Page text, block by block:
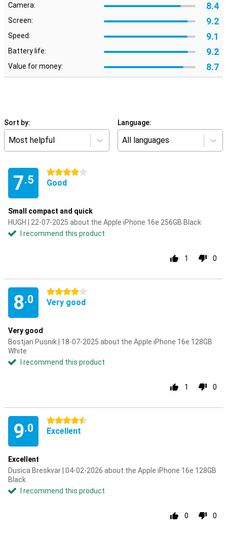
Camera: 8.4
Screen: 9.2
Speed: 9.1
Battery life: 9.2
Value for money: 8.7
Sort by:
Most helpful
Language:
All languages
7.5
4 stars
Good
Small compact and quick
HUGH | 22-07-2025 about the Apple iPhone 16e 256GB Black
I recommend this product
1 0
8.0
4 stars
Very good
Very good
Bostjan Pusnik | 18-07-2025 about the Apple iPhone 16e 128GB
White
I recommend this product
1 0
9.0
4.5 stars
Excellent
Excellent
Dusica Breskvar | 04-02-2026 about the Apple iPhone 16e 128GB
Black
I recommend this product
0 0